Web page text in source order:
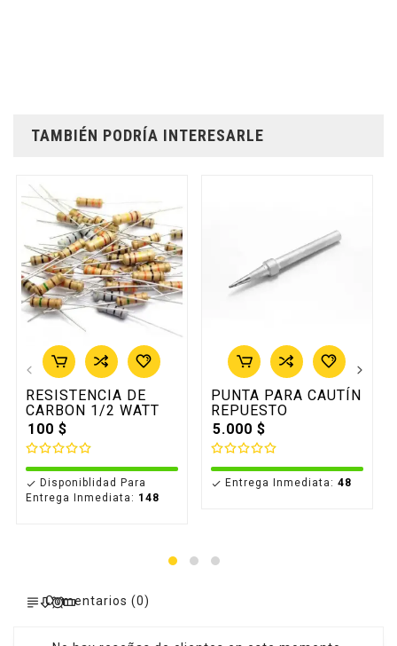
TAMBIÉN PODRÍA INTERESARLE
RESISTENCIA DE
CARBON 1/2 WATT
100 $
 Disponiblidad Para
Entrega Inmediata: 148
PUNTA PARA CAUTÍN
REPUESTO
5.000 $
 Entrega Inmediata: 48
Comentarios (0)